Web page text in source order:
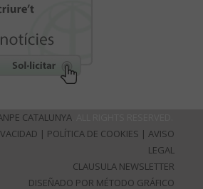
CATALUNYA
| POLÍTICA DE COOKIES | AVISO
LEGAL
CLAUSULA NEWSLETTER
DISEÑADO POR MÉTODO GRÁFICO